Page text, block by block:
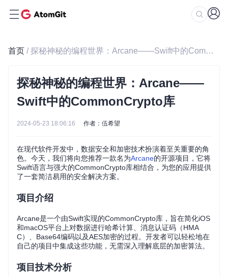
首页 / 探秘神秘的编程世界：Arcane——Swift中的CommonCrypto库
探秘神秘的编程世界：Arcane——
Swift中的CommonCrypto库
2024-05-23 18:06:16 作者：伍希望
在现代软件开发中，数据安全和加密技术扮演着至关重要的角
色。今天，我们将向您推荐一款名为Arcane的开源项目，它将
Swift语言与强大的CommonCrypto库相结合，为您的应用提供
了一套简洁易用的安全解决方案。
项目介绍
Arcane是一个由Swift实现的CommonCrypto库，旨在简化iOS
和macOS平台上对数据进行哈希计算、消息认证码（HMA
C）、Base64编码以及AES加密的过程。开发者可以轻松地在
自己的项目中集成这些功能，无需深入理解底层的加密算法。
项目技术分析